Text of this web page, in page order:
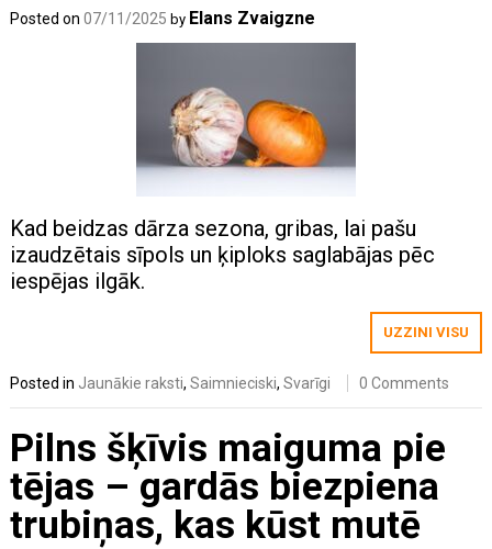
Posted on07/11/2025 by Elans Zvaigzne
Kad beidzas dārza sezona, gribas, lai pašu
izaudzētais sīpols un ķiploks saglabājas pēc
iespējas ilgāk.
UZZINI VISU
Posted in Jaunākie raksti,Saimnieciski,Svarīgi 0 Comments
Pilns šķīvis maiguma pie
tējas – gardās biezpiena
trubiņas, kas kūst mutē